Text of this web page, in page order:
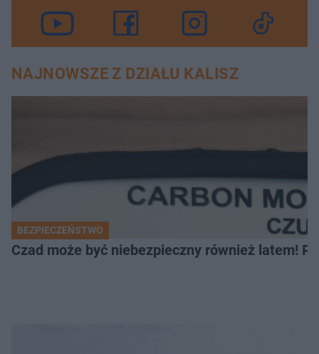
NAJNOWSZE Z DZIAŁU KALISZ
BEZPIECZEŃSTWO
Czad może być niebezpieczny również latem!